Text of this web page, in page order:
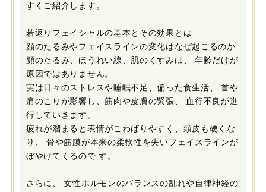
すくご紹介します。
若返りフェイシャルの基本とその効果とは
顔のたるみやフェイスラインの変化はなぜ起こるのか
顔のたるみ、ほうれい線、肌のくすみは、 年齢だけが
原因ではありません。
実は日々のストレスや睡眠不足、偏った食生活、 首や
肩のこりが影響し、筋肉や皮膚の緊張、 血行不良が進
行していきます。
疲れが溜まると表情がこわばりやすく、頭皮も硬くな
り、 骨や筋膜が本来の柔軟性を失いフェイスラインが
ぼやけてくるので す。
さらに、 女性ホルモンのバランスの乱れや自律神経の